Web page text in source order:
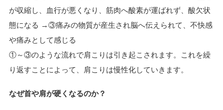
が収縮し、血行が悪くなり、筋肉へ酸素が運ばれず、酸欠状
態になる →③痛みの物質が産生され脳へ伝えられて、不快感
や痛みとして感じる
①～③のような流れで肩こりは引き起こされます。これを繰
り返すことによって、肩こりは慢性化していきます。
なぜ首や肩が硬くなるのか？